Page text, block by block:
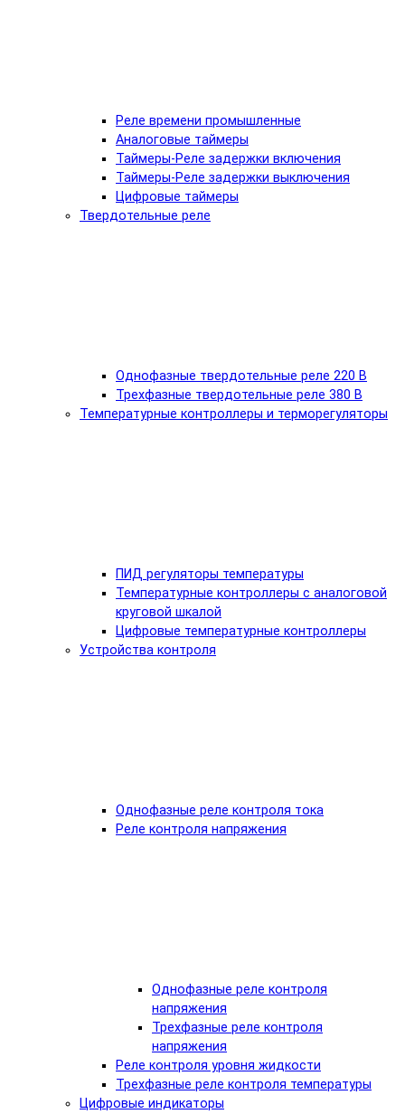
Реле времени промышленные
Аналоговые таймеры
Таймеры-Реле задержки включения
Таймеры-Реле задержки выключения
Цифровые таймеры
Твердотельные реле
Однофазные твердотельные реле 220 В
Трехфазные твердотельные реле 380 В
Температурные контроллеры и терморегуляторы
ПИД регуляторы температуры
Температурные контроллеры с аналоговой
круговой шкалой
Цифровые температурные контроллеры
Устройства контроля
Однофазные реле контроля тока
Реле контроля напряжения
Однофазные реле контроля
напряжения
Трехфазные реле контроля
напряжения
Реле контроля уровня жидкости
Трехфазные реле контроля температуры
Цифровые индикаторы